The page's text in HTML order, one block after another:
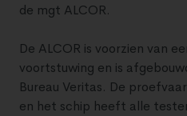
de mgt ALCOR.
De ALCOR is voorzien van
voortstuwing en is
Bureau Veritas. De
en het schip heeft alle